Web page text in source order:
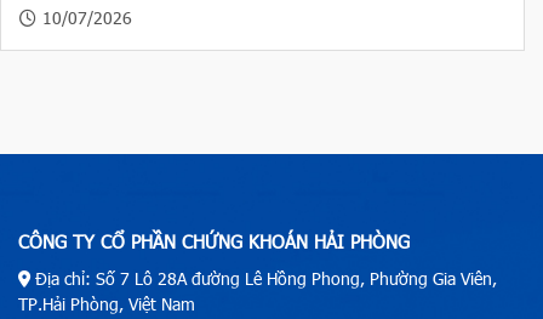
10/07/2026
CÔNG TY CỔ PHẦN CHỨNG KHOÁN HẢI PHÒNG
Địa chỉ: Số 7 Lô 28A đường Lê Hồng Phong, Phường Gia Viên,
TP.Hải Phòng, Việt Nam